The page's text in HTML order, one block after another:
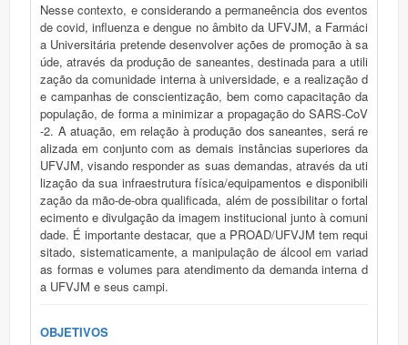
Nesse contexto, e considerando a permaneência dos eventos
de covid, influenza e dengue no âmbito da UFVJM, a Farmáci
a Universitária pretende desenvolver ações de promoção à sa
úde, através da produção de saneantes, destinada para a utili
zação da comunidade interna à universidade, e a realização d
e campanhas de conscientização, bem como capacitação da
população, de forma a minimizar a propagação do SARS-CoV
-2. A atuação, em relação à produção dos saneantes, será re
alizada em conjunto com as demais instâncias superiores da
UFVJM, visando responder as suas demandas, através da uti
lização da sua infraestrutura física/equipamentos e disponibili
zação da mão-de-obra qualificada, além de possibilitar o fortal
ecimento e divulgação da imagem institucional junto à comuni
dade. É importante destacar, que a PROAD/UFVJM tem requi
sitado, sistematicamente, a manipulação de álcool em variad
as formas e volumes para atendimento da demanda interna d
a UFVJM e seus campi.
OBJETIVOS